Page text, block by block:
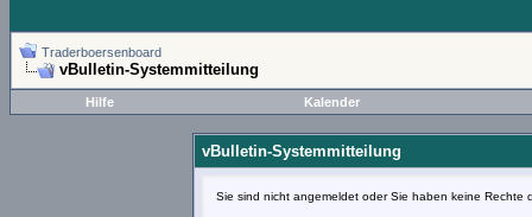
Traderboersenboard
vBulletin-Systemmitteilung
Hilfe Kalender
vBulletin-Systemmitteilung
Sie sind nicht angemeldet oder Sie haben keine